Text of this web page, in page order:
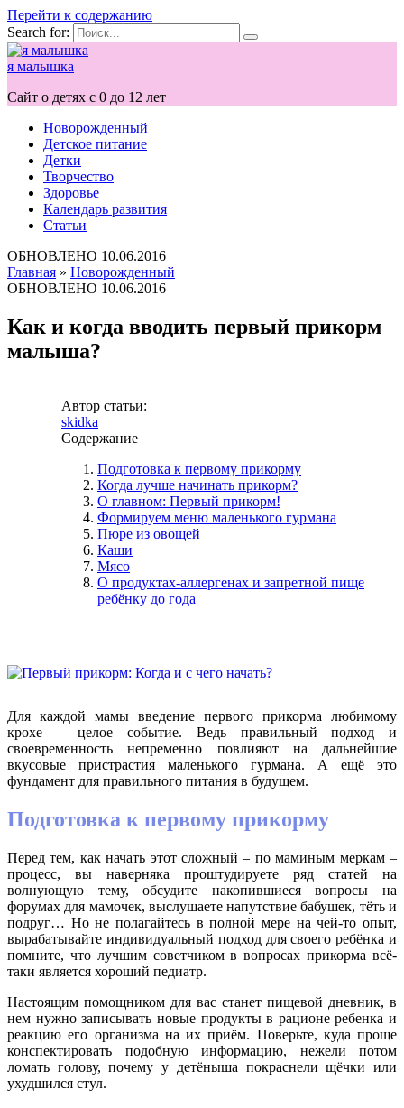
Перейти к содержанию
Search for:
я малышка
Сайт о детях с 0 до 12 лет
Новорожденный
Детское питание
Детки
Творчество
Здоровье
Календарь развития
Статьи
ОБНОВЛЕНО 10.06.2016
Главная » Новорожденный
ОБНОВЛЕНО 10.06.2016
Как и когда вводить первый прикорм
малыша?
Автор статьи:
skidka
Содержание
Подготовка к первому прикорму
Когда лучше начинать прикорм?
О главном: Первый прикорм!
Формируем меню маленького гурмана
Пюре из овощей
Каши
Мясо
О продуктах-аллергенах и запретной пище
ребёнку до года
Для каждой мамы введение первого прикорма любимому
крохе – целое событие. Ведь правильный подход и
своевременность непременно повлияют на дальнейшие
вкусовые пристрастия маленького гурмана. А ещё это
фундамент для правильного питания в будущем.
Подготовка к первому прикорму
Перед тем, как начать этот сложный – по маминым меркам –
процесс, вы наверняка проштудируете ряд статей на
волнующую тему, обсудите накопившиеся вопросы на
форумах для мамочек, выслушаете напутствие бабушек, тёть и
подруг… Но не полагайтесь в полной мере на чей-то опыт,
вырабатывайте индивидуальный подход для своего ребёнка и
помните, что лучшим советчиком в вопросах прикорма всё-
таки является хороший педиатр.
Настоящим помощником для вас станет пищевой дневник, в
нем нужно записывать новые продукты в рационе ребенка и
реакцию его организма на их приём. Поверьте, куда проще
конспектировать подобную информацию, нежели потом
ломать голову, почему у детёныша покраснели щёчки или
ухудшился стул.